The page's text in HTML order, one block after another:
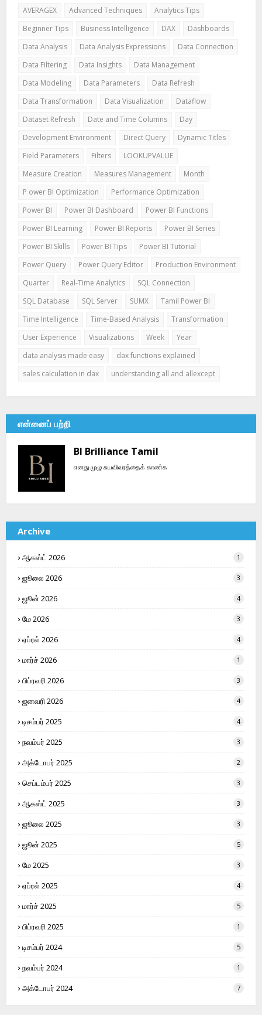
AVERAGEX Advanced Techniques
Analytics Tips
Beginner Tips
Business Intelligence DAX
Dashboards
Data Analysis
Data Analysis Expressions
Data Connection
Data Filtering
Data Insights
Data Management
Data Modeling
Data Parameters
Data Refresh
Data Transformation
Data Visualization
Dataflow
Dataset Refresh
Date and Time Columns
Day
Development Environment
Direct Query
Dynamic Titles
Field Parameters
Filters
LOOKUPVALUE
Measure Creation
Measures Management
Month
P ower BI Optimization
Performance Optimization
Power BI
Power BI Dashboard
Power BI Functions
Power BI Learning
Power BI Reports
Power BI Series
Power BI Skills
Power BI Tips
Power BI Tutorial
Power Query
Power Query Editor
Production Environment
Quarter
Real-Time Analytics
SQL Connection
SQL Database
SQL Server SUMX
Tamil Power BI
Time Intelligence
Time-Based Analysis
Transformation
User Experience
Visualizations Week
Year
data analysis made easy
dax functions explained
sales calculation in dax
understanding all and allexcept
என்னைப் பற்றி
BI Brilliance Tamil
எனது முழு சுயவிவரத்தைக் காண்க
Archive
ஆகஸ்ட் 2026 1
ஜூலை 2026 3
ஜூன் 2026 4
மே 2026 3
ஏப்ரல் 2026 4
மார்ச் 2026 1
பிப்ரவரி 2026 3
ஜனவரி 2026 4
டிசம்பர் 2025 4
நவம்பர் 2025 3
அக்டோபர் 2025 2
செப்டம்பர் 2025 3
ஆகஸ்ட் 2025 3
ஜூலை 2025 3
ஜூன் 2025 5
மே 2025 3
ஏப்ரல் 2025 4
மார்ச் 2025 5
பிப்ரவரி 2025 1
டிசம்பர் 2024 5
நவம்பர் 2024 1
அக்டோபர் 2024 7